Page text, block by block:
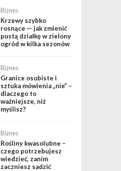
Biznes
Krzewy szybko
rosnące — jak zmienić
pustą działkę w zielony
ogród w kilka sezonów
Biznes
Granice osobiste i
sztuka mówienia „nie” –
dlaczego to
ważniejsze, niż
myślisz?
Biznes
Rośliny kwasolubne –
czego potrzebujesz
wiedzieć, zanim
zaczniesz sadzić